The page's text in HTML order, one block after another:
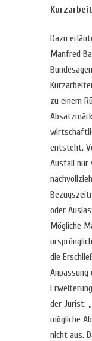
Dazu
Manfred
zu einem
entsteht.
Ausfall nur
oder
Mögliche
die
der Jurist:
mögliche
nicht aus.